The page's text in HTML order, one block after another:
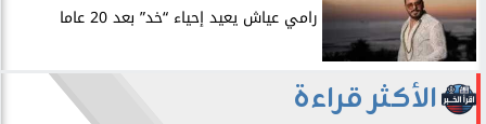
رامي عياش يعيد إحياء “خد” بعد 20 عاما
الأكثر قراءة